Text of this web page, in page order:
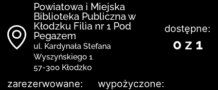
Powiatowa i Miejska
Biblioteka Publiczna w
Kłodzku Filia nr 1 Pod
Pegazem
ul. Kardynała Stefana
Wyszyńskiego 1
57-300 Kłodzko
dostępne:
0 z 1
zarezerwowane: wypożyczone: